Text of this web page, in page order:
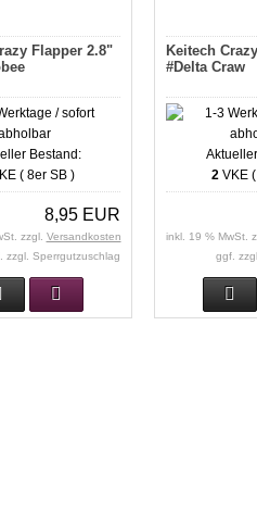
Flapper 2.8"
Bestand:
( 8er SB )
8,95 EUR
zzgl. Versandkosten
zzgl. Sperrgutzuschlag
Keitech
#Delta Craw
2 VKE
inkl. 19 % MwSt.
ggf.